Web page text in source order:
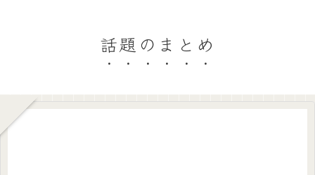
話題のまとめ